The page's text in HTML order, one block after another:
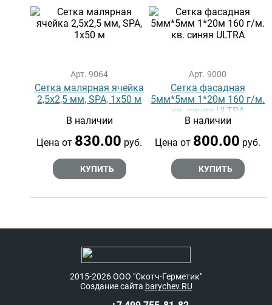
Арт. 9064
Сетка малярная ячейка
2,5х2,5 мм, SPA, 1х50 м
В наличии
Цена от 830.00 руб.
КУПИТЬ
Арт. 9000
Сетка фасадная
5мм*5мм 1*20м 160 г/м.
кв. синяя ULTRA
В наличии
Цена от 800.00 руб.
КУПИТЬ
2015-2026ООО "Скотч-Герметик"
Создание сайта barychev.RU